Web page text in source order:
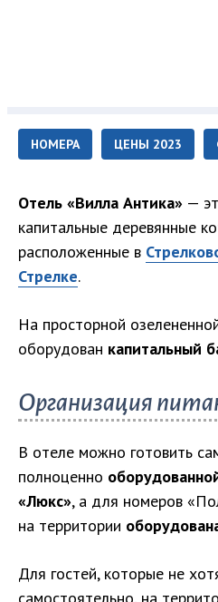
НОМЕРА ЦЕНЫ 2023
Отель «Вилла Антика» —
капитальные деревянные
расположенные в
Стрелке.
На просторной
оборудован капитальный
Организация
В отеле можно готовить
полноценно
«Люкс», а для номеров
на территории
Для гостей, которые не